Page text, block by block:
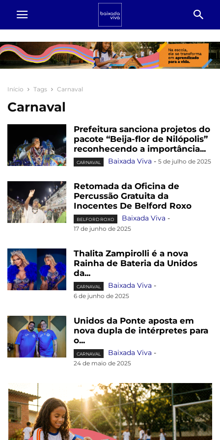
Início Tags Carnaval
Carnaval
Prefeitura sanciona projetos do
pacote “Beija-flor de Nilópolis”
reconhecendo a importância...
CARNAVAL Baixada Viva - 5 de julho de 2025
Retomada da Oficina de
Percussão Gratuita da
Inocentes De Belford Roxo
BELFORD ROXO Baixada Viva -
17 de junho de 2025
Thalita Zampirolli é a nova
Rainha de Bateria da Unidos
da...
CARNAVAL Baixada Viva -
6 de junho de 2025
Unidos da Ponte aposta em
nova dupla de intérpretes para
o...
CARNAVAL Baixada Viva -
24 de maio de 2025